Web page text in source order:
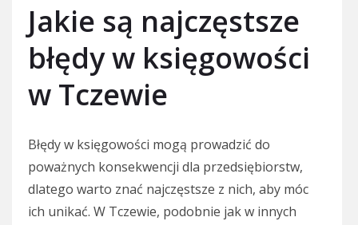
Jakie są najczęstsze
błędy w księgowości
w Tczewie
Błędy w księgowości mogą prowadzić do
poważnych konsekwencji dla przedsiębiorstw,
dlatego warto znać najczęstsze z nich, aby móc
ich unikać. W Tczewie, podobnie jak w innych